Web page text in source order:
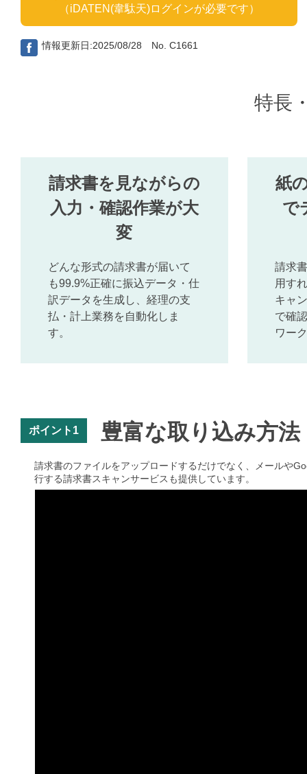
（iDATEN(韋駄天)ログインが必要です）
情報更新日:2025/08/28 No. C1661
特長
請求書を見ながらの
入力・確認作業が大
変
どんな形式の請求書が届いて
も99.9%正確に振込データ・仕
訳データを生成し、経理の支
払・計上業務を自動化しま
す。
紙
で
請求
用す
キャ
で確
ワー
ポイント1 豊富な取り込み方法
請求書のファイルをアップロードするだけでなく、メールや
行する請求書スキャンサービスも提供しています。